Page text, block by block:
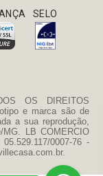
SELO
OS DIREITOS
e marca são de
a sua reprodução,
LB COMERCIO
0007-76 -